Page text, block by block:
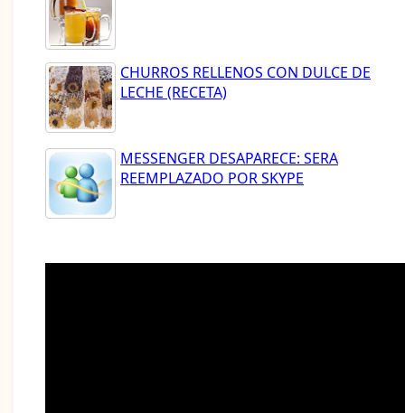
CHURROS RELLENOS CON DULCE DE
LECHE (RECETA)
MESSENGER DESAPARECE: SERA
REEMPLAZADO POR SKYPE